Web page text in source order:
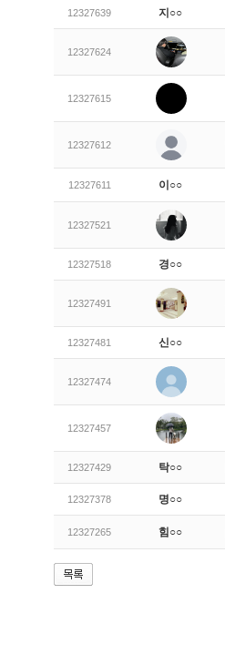
12327639 지○○
12327624
12327615
12327612
12327611 이○○
12327521
12327518 경○○
12327491
12327481 신○○
12327474
12327457
12327429 탁○○
12327378 명○○
12327265 힘○○